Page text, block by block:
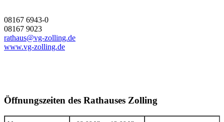
08167 6943-0
08167 9023
rathaus@vg-zolling.de
www.vg-zolling.de
Öffnungszeiten des Rathauses Zolling